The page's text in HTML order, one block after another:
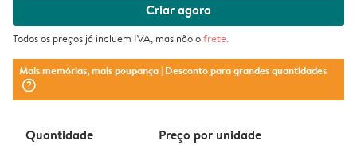
Criar agora
Todos os preços já incluem IVA, mas não ofrete.
Mais memórias, mais poupança| Desconto para grandes quantidades
question_mark_circle
Quantidade Preço por unidade